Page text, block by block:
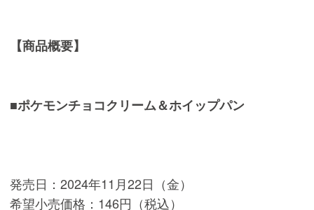
【商品概要】
■ポケモンチョコクリーム＆ホイップパン
発売日：2024年11月22日（金）
希望小売価格：146円（税込）